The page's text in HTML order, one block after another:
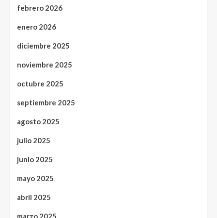
febrero 2026
enero 2026
diciembre 2025
noviembre 2025
octubre 2025
septiembre 2025
agosto 2025
julio 2025
junio 2025
mayo 2025
abril 2025
marzo 2025